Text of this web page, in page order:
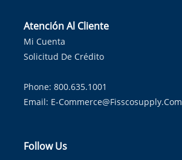
Atención Al Cliente
Mi Cuenta
Solicitud De Crédito
Phone: 800.635.1001
Email: E-Commerce@fisscosupply.com
Follow Us